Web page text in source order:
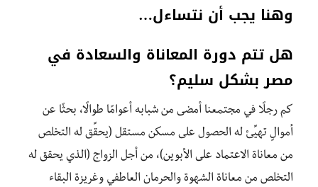
وهنا يجب أن نتساءل…
هل تتم دورة المعاناة والسعادة في
مصر بشكل سليم؟
كم رجلًا في مجتمعنا أمضى من شبابه أعوامًا طوالًا، بحثًا عن
أموالٍ تهيِّئ له الحصول على مسكن مستقل (يحقِّق له التخلص
من معاناة الاعتماد على الأبوين)، من أجل الزواج (الذي يحقق له
التخلص من معاناة الشهوة والحرمان العاطفي وغريزة البقاء